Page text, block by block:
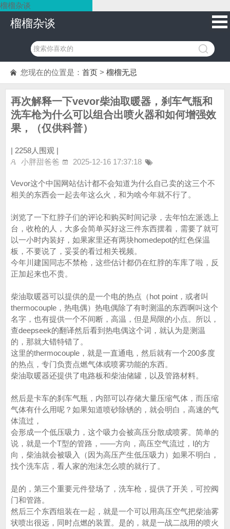
榴榴杂谈
榴榴杂谈
您现在的位置是： 首页 > 榴榴无忌
再次解释一下vevor柴油取暖器，刹车气瓶和
洗车枪为什么可以组合出喷火器和如何增强效
果，（仅供科普）
| 2258人围观 |
小胖甜爸爸
2025-12-16 17:37:18
Vevor这个中国网站估计都不会知道为什么自己卖的这三个不
相关的东西会一起去年这么火，和为啥今年就不行了。
浏览了一下红脖子们的评论和购买时间记录，去年怕左派选上
台，收枪的人，大多会简单买好这三件东西摆着，需要了就可
以一小时内装好，如果家里还有两块homedepot的红色保温
板，不要说了，妥妥的看过相关视频。
今年川建国同志不禁枪，这些估计都仍在红脖的车库了啦，反
正加起来也不贵。
柴油取暖器可以提供的是一个电的热点（hot point，或者叫
thermocouple，热电偶）热电偶除了有时测温的东西啊叫这个
名字，也有提供一个不间断，高温，但是局限的小点。所以，
查deepseek的翻译然后看到热电偶这个词，就认为是测温
的，那就大错特错了。
这里的thermocouple，就是一直通电，然后就有一个200多度
的热点，专门负责点燃气体或喷雾功能的东西。
柴油取暖器还提供了电路板和柴油储罐，以及管路材料。
然后是卡车的刹车气瓶，内部可以存储大量压缩气体，而压缩
气体有什么用呢？如果知道喷砂除锈的，就会明白，高速的气
体流过，
会形成一个低压吸力，这个吸力会被高压分散成喷雾。简单的
说，就是一个T型的管路，——方向，高压空气流过，I的方
向，柴油就会被吸入（因为高压产生低压吸力）如果不明白，
找个洗车店，看人家的泡沫怎么喷的就行了。
是的，第三个重要元件登场了，洗车枪，提供了开关，可控阀
门和管路。
然后三个东西组装在一起，就是一个可以用高压空气把柴油雾
状喷出很远，同时点燃的装置。是的，就是一战二战用的喷火